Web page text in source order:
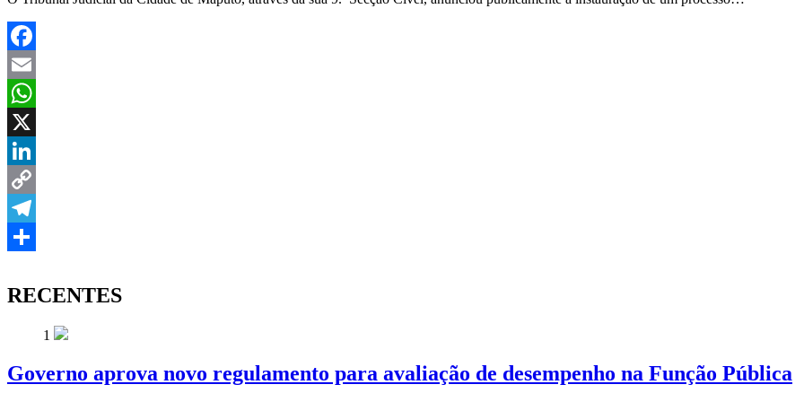
Facebook
Email
WhatsApp
X
LinkedIn
Copy
Link
Telegram
RECENTES
1
Governo aprova novo regulamento para avaliação de desempenho na Função Pública